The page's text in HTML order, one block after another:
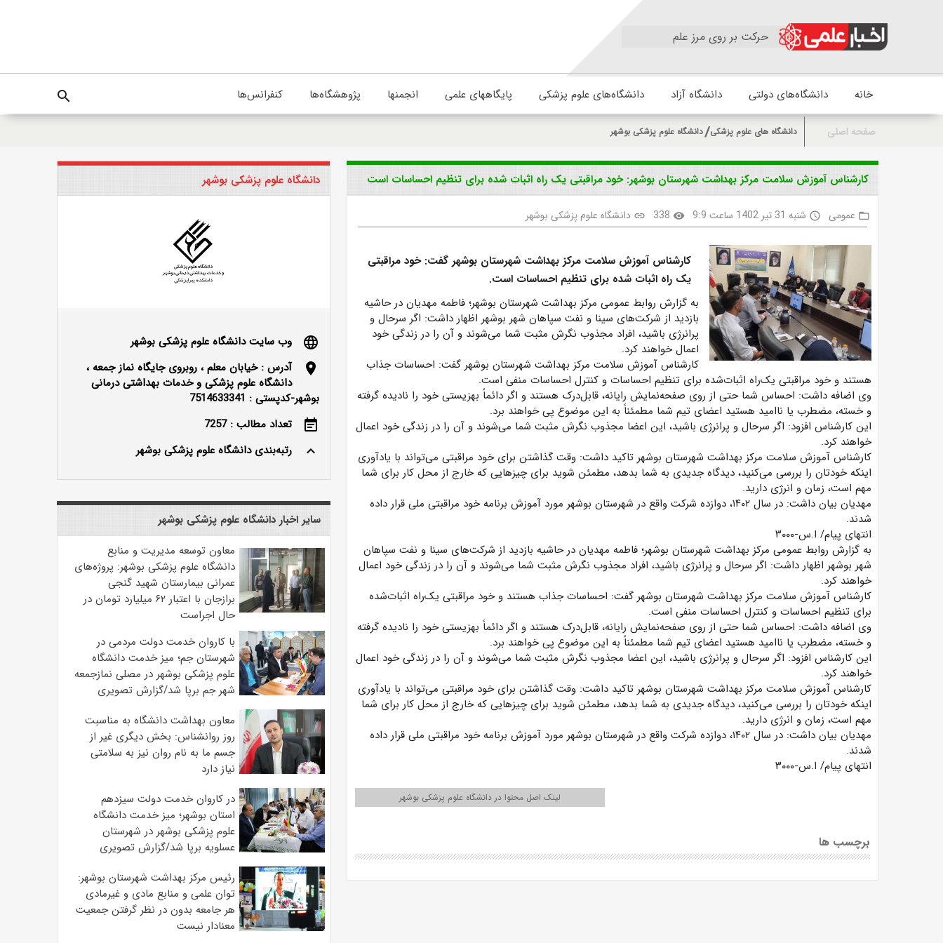
حرکت بر روی مرز علم
خانه دانشگاه‌های دولتی دانشگاه آزاد دانشگاه‌های علوم پزشکی پایگاههای علمی انجمنها پژوهشگاه‌ها کنفرانس‌ها search
صفحه اصلی دانشگاه های علوم پزشکی دانشگاه علوم پزشکی بوشهر
کارشناس آموزش سلامت مرکز بهداشت شهرستان بوشهر: خود مراقبتی یک راه اثبات شده برای تنظیم احساسات است
folder_open عمومی access_time شنبه 31 تیر 1402 ساعت 9:9 visibility
338
link دانشگاه علوم پزشکی بوشهر
کارشناس آموزش سلامت مرکز بهداشت شهرستان بوشهر گفت: خود مراقبتی
یک راه اثبات شده برای تنظیم احساسات است.
به گزارش روابط عمومی مرکز بهداشت شهرستان بوشهر؛ فاطمه مهدیان در حاشیه
بازدید از شرکت‌های سینا و نفت سپاهان شهر بوشهر اظهار داشت: اگر سرحال و
پرانرژی باشید، افراد مجذوب نگرش مثبت شما می‌شوند و آن را در زندگی خود
اعمال خواهند کرد.
کارشناس آموزش سلامت مرکز بهداشت شهرستان بوشهر گفت: احساسات جذاب
هستند و خود مراقبتی یک‌راه اثبات‌شده برای تنظیم احساسات و کنترل احساسات منفی است.
وی اضافه داشت: احساس شما حتی از روی صفحه‌نمایش رایانه، قابل‌درک هستند و اگر دائماً بهزیستی خود را نادیده گرفته
و خسته، مضطرب یا ناامید هستید اعضای تیم شما مطمئناً به این موضوع پی خواهند برد.
این کارشناس افزود: اگر سرحال و پرانرژی باشید، این اعضا مجذوب نگرش مثبت شما می‌شوند و آن را در زندگی خود اعمال
خواهند کرد.
کارشناس آموزش سلامت مرکز بهداشت شهرستان بوشهر تاکید داشت: وقت گذاشتن برای خود مراقبتی می‌تواند با یادآوری
اینکه خودتان را بررسی می‌کنید، دیدگاه جدیدی به شما بدهد، مطمئن شوید برای چیزهایی که خارج از محل کار برای شما
مهم است، زمان و انرژی دارید.
مهدیان بیان داشت: در سال ۱۴۰۲، دوازده شرکت واقع در شهرستان بوشهر مورد آموزش برنامه خود مراقبتی ملی قرار داده
شدند.
انتهای پیام/ ا.س-۳۰۰۰
به گزارش روابط عمومی مرکز بهداشت شهرستان بوشهر؛ فاطمه مهدیان در حاشیه بازدید از شرکت‌های سینا و نفت سپاهان
شهر بوشهر اظهار داشت: اگر سرحال و پرانرژی باشید، افراد مجذوب نگرش مثبت شما می‌شوند و آن را در زندگی خود اعمال
خواهند کرد.
کارشناس آموزش سلامت مرکز بهداشت شهرستان بوشهر گفت: احساسات جذاب هستند و خود مراقبتی یک‌راه اثبات‌شده
برای تنظیم احساسات و کنترل احساسات منفی است.
وی اضافه داشت: احساس شما حتی از روی صفحه‌نمایش رایانه، قابل‌درک هستند و اگر دائماً بهزیستی خود را نادیده گرفته
و خسته، مضطرب یا ناامید هستید اعضای تیم شما مطمئناً به این موضوع پی خواهند برد.
این کارشناس افزود: اگر سرحال و پرانرژی باشید، این اعضا مجذوب نگرش مثبت شما می‌شوند و آن را در زندگی خود اعمال
خواهند کرد.
کارشناس آموزش سلامت مرکز بهداشت شهرستان بوشهر تاکید داشت: وقت گذاشتن برای خود مراقبتی می‌تواند با یادآوری
اینکه خودتان را بررسی می‌کنید، دیدگاه جدیدی به شما بدهد، مطمئن شوید برای چیزهایی که خارج از محل کار برای شما
مهم است، زمان و انرژی دارید.
مهدیان بیان داشت: در سال ۱۴۰۲، دوازده شرکت واقع در شهرستان بوشهر مورد آموزش برنامه خود مراقبتی ملی قرار داده
شدند.
انتهای پیام/ ا.س-۳۰۰۰
لینک اصل محتوا در دانشگاه علوم پزشکی بوشهر
برچسب ها
دانشگاه علوم پزشکی بوشهر
language
وب سایت دانشگاه علوم پزشکی بوشهر
location_on
آدرس : خیابان معلم ، روبروی جایگاه نماز جمعه ،
دانشگاه علوم پزشکی و خدمات بهداشتی درمانی
بوشهر-کدپستی : 7514633341
event_note
تعداد مطالب : 7257
keyboard_arrow_up
رتبه‌بندی دانشگاه علوم پزشکی بوشهر
سایر اخبار دانشگاه علوم پزشکی بوشهر
معاون توسعه مدیریت و منابع
دانشگاه علوم پزشکی بوشهر: پروژه‌های
عمرانی بیمارستان شهید گنجی
برازجان با اعتبار ۶۲ میلیارد تومان در
حال اجراست
با کاروان خدمت دولت مردمی در
شهرستان جم؛ میز خدمت دانشگاه
علوم پزشکی بوشهر در مصلی نمازجمعه
شهر جم برپا شد/گزارش تصویری
معاون بهداشت دانشگاه به مناسبت
روز روانشناس: بخش دیگری غیر از
جسم ما به نام روان نیز به سلامتی
نیاز دارد
در کاروان خدمت دولت سیزدهم
استان بوشهر؛ میز خدمت دانشگاه
علوم پزشکی بوشهر در شهرستان
عسلویه برپا شد/گزارش تصویری
رئیس مرکز بهداشت شهرستان بوشهر:
توان علمی و منابع مادی و غیرمادی
هر جامعه بدون در نظر گرفتن جمعیت
معنادار نیست